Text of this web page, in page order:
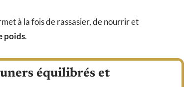
à la fois de rassasier, de nourrir et
poids.
équilibrés et